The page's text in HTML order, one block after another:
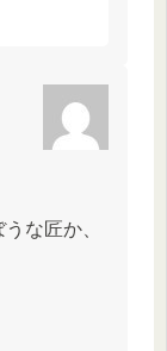
な匠か、